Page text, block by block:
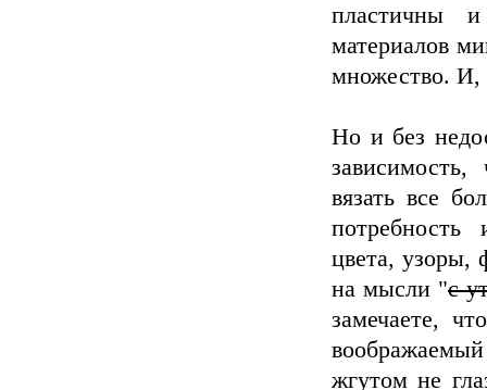
пластичны
материалов
множество. И,
Но и без
вязать все
цвета, узоры,
на мысли "с
замечаете,
жгутом не